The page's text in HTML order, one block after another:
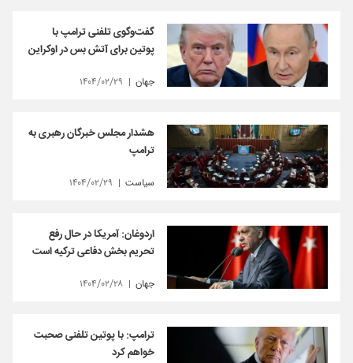
گفت‌وگوی تلفنی ترامپ با
پوتین برای آتش بس در اوکراین
جهان ۱۴۰۴/۰۲/۲۹
هشدار مجلس خبرگان رهبری به
ترامپ
سیاست ۱۴۰۴/۰۲/۲۹
اردوغان: آمریکا در حال رفع
تحریم بخش دفاعی ترکیه است
جهان ۱۴۰۴/۰۲/۲۸
ترامپ: با پوتین تلفنی صحبت
خواهم کرد